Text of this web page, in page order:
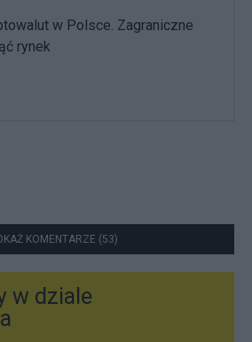
w Polsce. Zagraniczne
rynek
KOMENTARZE (53)
w dziale